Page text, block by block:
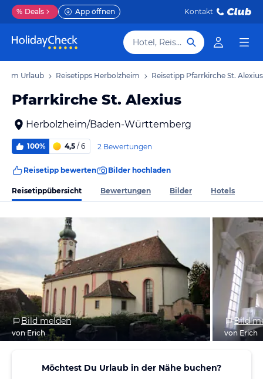
% Deals App öffnen Kontakt
Hotel, Reiseziel
Urlaub Reisetipps Herbolzheim Reisetipp Pfarrkirche St. Alexius
Pfarrkirche St. Alexius
Herbolzheim/Baden-Württemberg
100% 4,5 / 6 2 Bewertungen
Reisetipp bewerten Bilder hochladen
Reisetippübersicht Bewertungen Bilder Hotels
Bild melden
von Erich
Bild
von Erich
Möchtest Du Urlaub in der Nähe buchen?